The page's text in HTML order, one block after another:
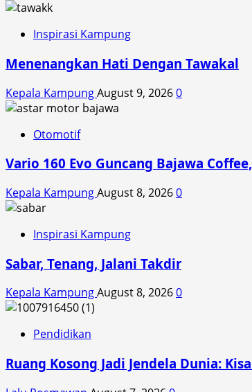
Dorong
Seribu
dari
NTB
Inspirasi Kampung
Menenangkan Hati Dengan Tawakal
Kepala KampungAugust 9, 20260
Otomotif
Vario 160 Evo Guncang Bajawa
Kepala KampungAugust 8, 20260
Inspirasi Kampung
Sabar, Tenang, Jalani Takdir
Kepala KampungAugust 8, 20260
Pendidikan
Ruang Kosong Jadi Jendela Dunia: